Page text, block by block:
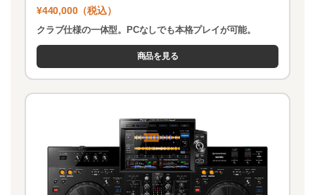
¥440,000（税込）
クラブ仕様の一体型。PCなしでも本格プレイが可能。
商品を見る